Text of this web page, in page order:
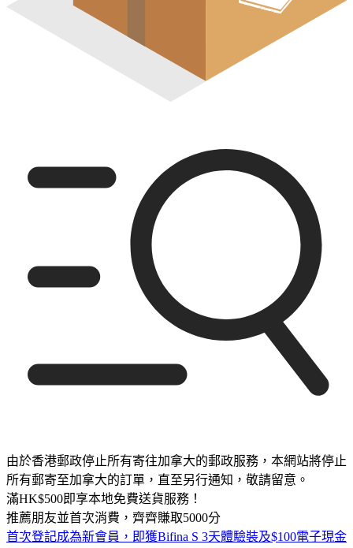
由於香港郵政停止所有寄往加拿大的郵政服務，本網站將停止
所有郵寄至加拿大的訂單，直至另行通知，敬請留意。
滿HK$500即享本地免費送貨服務！
推薦朋友並首次消費，齊齊賺取5000分
首次登記成為新會員，即獲Bifina S 3天體驗裝及$100電子現金